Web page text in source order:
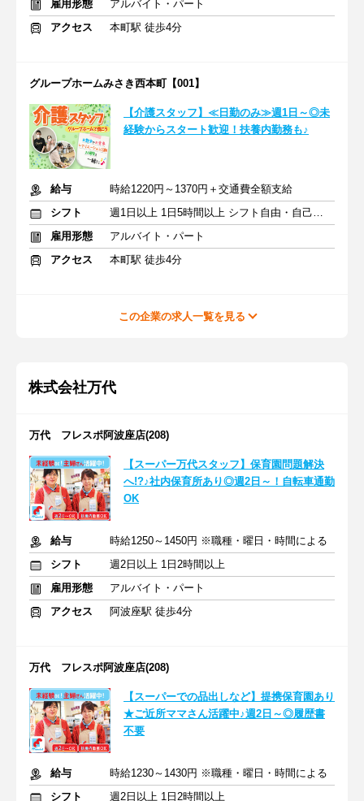
雇用形態
アルバイト・パート
アクセス
本町駅 徒歩4分
グループホームみさき西本町【001】
【介護スタッフ】≪日勤のみ≫週1日～◎未
経験からスタート歓迎！扶養内勤務も♪
給与
時給1220円～1370円＋交通費全額支給
シフト
週1日以上 1日5時間以上 シフト自由・自己申告
雇用形態
アルバイト・パート
アクセス
本町駅 徒歩4分
この企業の求人一覧を見る
株式会社万代
万代 フレスポ阿波座店(208)
【スーパー万代スタッフ】保育園問題解決
へ!?♪社内保育所あり◎週2日～！自転車通勤
OK
給与
時給1250～1450円 ※職種・曜日・時間による
シフト
週2日以上 1日2時間以上
雇用形態
アルバイト・パート
アクセス
阿波座駅 徒歩4分
万代 フレスポ阿波座店(208)
【スーパーでの品出しなど】提携保育園あり
★ご近所ママさん活躍中♪週2日～◎履歴書
不要
給与
時給1230～1430円 ※職種・曜日・時間による
シフト
週2日以上 1日2時間以上